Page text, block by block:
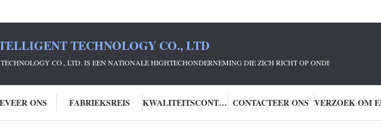
TECHNOLOGY CO., LTD
CO., LTD. IS EEN NATIONALE HIGHTECHONDERNEMING DIE ZICH RICHT OP ONDERZOEK EN
ONS FABRIEKSREIS KWALITEITSCONTROLE CONTACTEER ONS